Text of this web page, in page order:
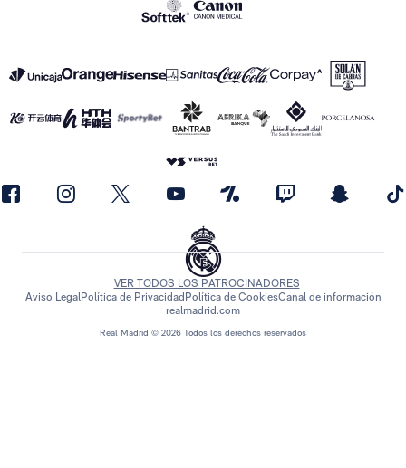
Real Madrid © 2026 Todos los derechos reservados
VER TODOS LOS PATROCINADORES
Aviso LegalPolítica de Privacidad Política de CookiesCanal de información
realmadrid.com